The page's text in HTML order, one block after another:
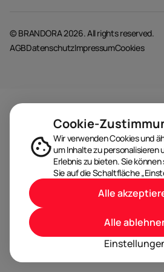
© BRANDORA 2026. All rights reserved.
AGBDatenschutzImpressumCookies
Cookie-
Wir verwenden Cookies und
um Inhalte zu personalisieren
Erlebnis zu bieten. Sie
Sie auf die Schaltfläche
Alle
Alle